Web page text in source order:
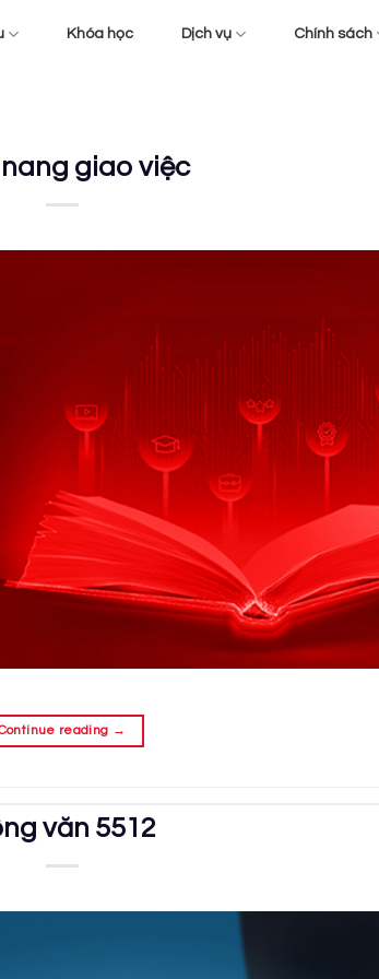
Khóa học Dịch vụ Chính sách
giao việc
reading →
văn 5512